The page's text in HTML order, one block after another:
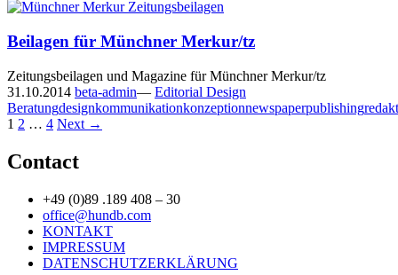
Beilagen für Münchner Merkur/tz
Zeitungsbeilagen und Magazine für Münchner Merkur/tz
31.10.2014 beta-admin— Editorial Design
Beratungdesignkommunikationkonzeptionnewspaperpublishing
Posts
1 2 … 4 Next →
Contact
+49 (0)89 .189 408 – 30
office@hundb.com
KONTAKT
IMPRESSUM
DATENSCHUTZERKLÄRUNG